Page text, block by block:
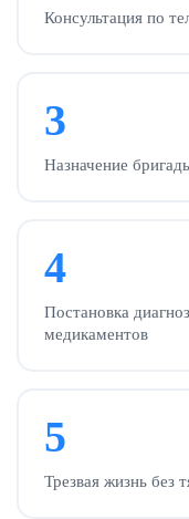
Консультация по
3
Назначение
4
Постановка
медикаментов
5
Трезвая жизнь без